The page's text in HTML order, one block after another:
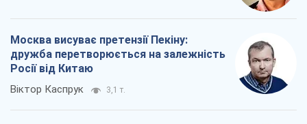
Москва висуває претензії Пекіну:
дружба перетворюється на залежність
Росії від Китаю
Віктор Каспрук 3,1 т.